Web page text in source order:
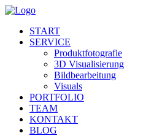
START
SERVICE
Produktfotografie
3D Visualisierung
Bildbearbeitung
Visuals
PORTFOLIO
TEAM
KONTAKT
BLOG